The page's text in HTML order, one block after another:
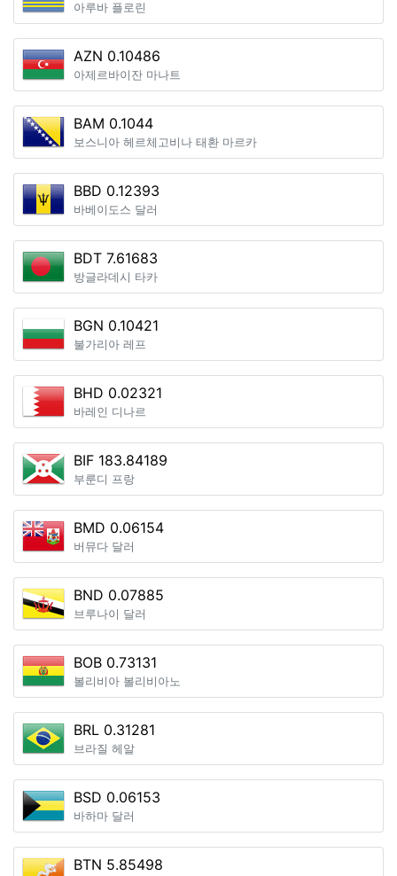
아루바 플로린
AZN 0.10486
아제르바이잔 마나트
BAM 0.1044
보스니아 헤르체고비나 태환 마르카
BBD 0.12393
바베이도스 달러
BDT 7.61683
방글라데시 타카
BGN 0.10421
불가리아 레프
BHD 0.02321
바레인 디나르
BIF 183.84189
부룬디 프랑
BMD 0.06154
버뮤다 달러
BND 0.07885
브루나이 달러
BOB 0.73131
볼리비아 볼리비아노
BRL 0.31281
브라질 헤알
BSD 0.06153
바하마 달러
BTN 5.85498